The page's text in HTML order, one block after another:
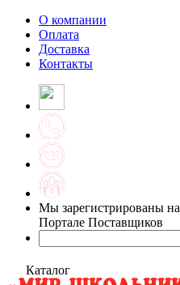
О компании
Оплата
Доставка
Контакты
Мы зарегистрированы на
Портале Поставщиков
Каталог